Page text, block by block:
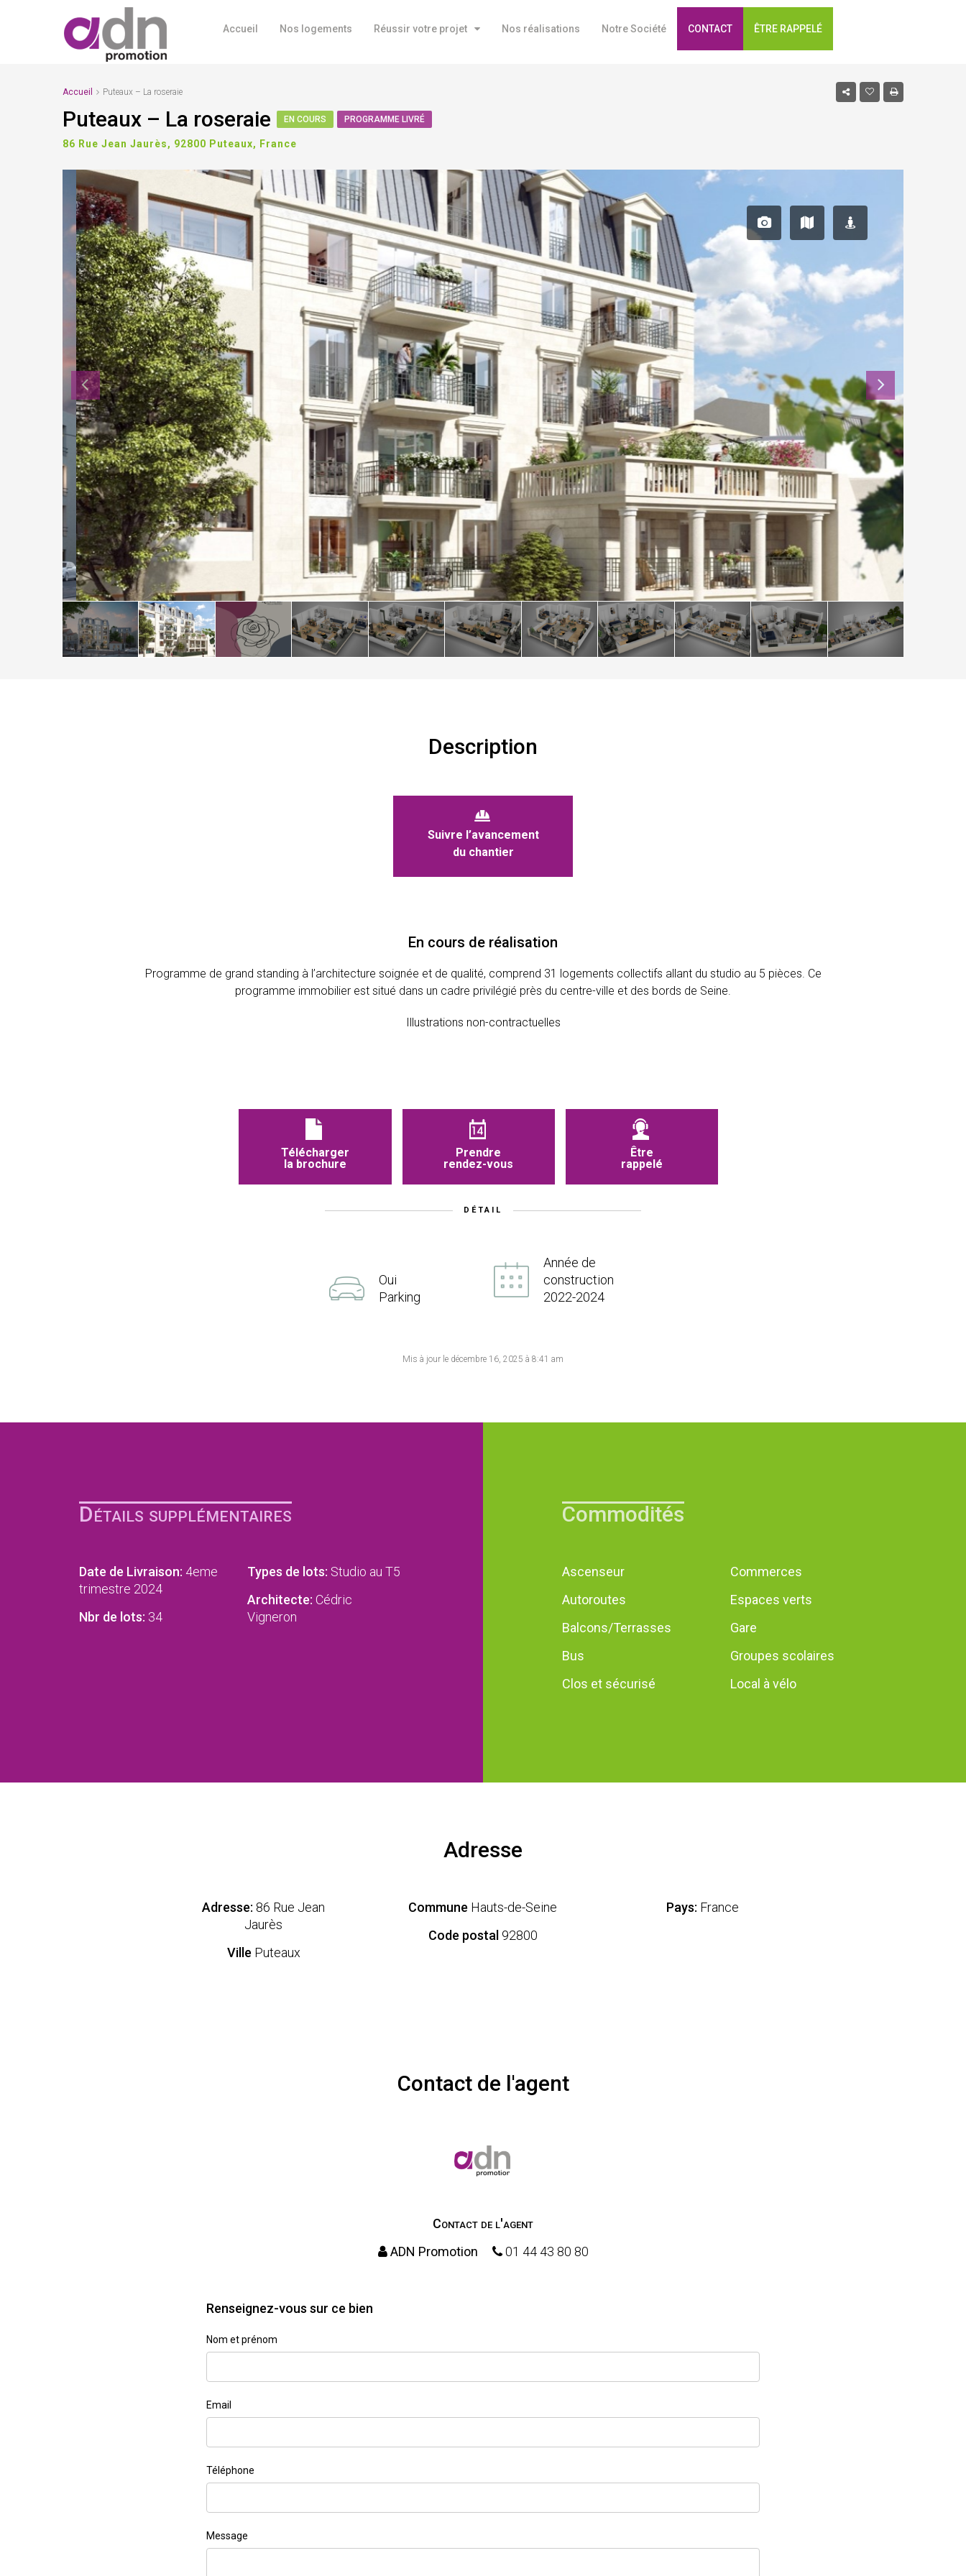
Accueil Nos logements Réussir votre projet Nos réalisations Notre Société CONTACT ÊTRE RAPPELÉ
Accueil Puteaux – La roseraie
Puteaux – La roseraie EN COURS PROGRAMME LIVRÉ
86 Rue Jean Jaurès, 92800 Puteaux, France
Description
Suivre l’avancement
du chantier
En cours de réalisation
Programme de grand standing à l’architecture soignée et de qualité, comprend 31 logements collectifs allant du studio au 5 pièces. Ce
programme immobilier est situé dans un cadre privilégié près du centre-ville et des bords de Seine.
Illustrations non-contractuelles
Télécharger
la brochure
Prendre
rendez-vous
Être
rappelé
DÉTAIL
Oui
Parking
Année de
construction
2022-2024
Mis à jour le décembre 16, 2025 à 8:41 am
Détails supplémentaires
Date de Livraison: 4eme
trimestre 2024
Nbr de lots: 34
Types de lots: Studio au T5
Architecte: Cédric
Vigneron
Commodités
Ascenseur
Autoroutes
Balcons/Terrasses
Bus
Clos et sécurisé
Commerces
Espaces verts
Gare
Groupes scolaires
Local à vélo
Adresse
Adresse: 86 Rue Jean
Jaurès
Ville Puteaux
Commune Hauts-de-Seine
Code postal 92800
Pays: France
Contact de l'agent
Contact de l'agent
ADN Promotion
01 44 43 80 80
Renseignez-vous sur ce bien
Nom et prénom
Email
Téléphone
Message